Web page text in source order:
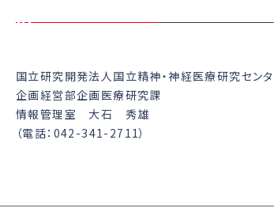
国立研究開発法人国立精神・神経医療研究セン
企画経営部企画医療研究課
情報管理室 大石 秀雄
（電話：042-341-2711）